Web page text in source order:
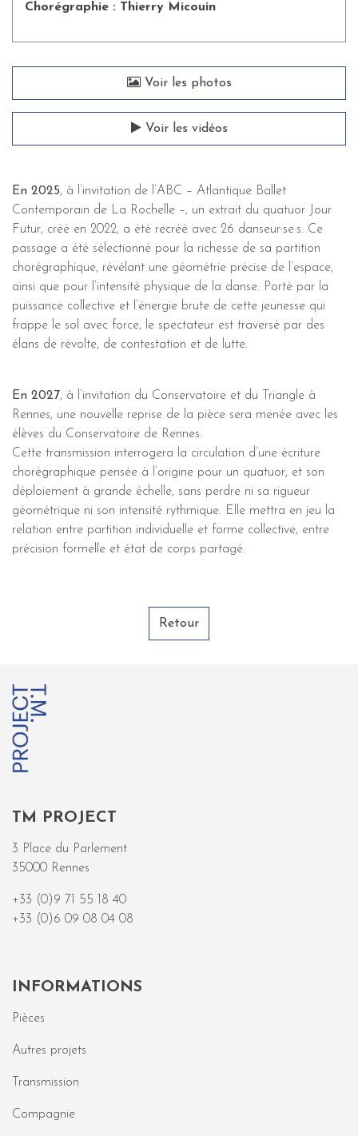
Chorégraphie : Thierry Micouin
Voir les photos
Voir les vidéos
En 2025, à l’invitation de l’ABC – Atlantique Ballet
Contemporain de La Rochelle –, un extrait du quatuor Jour
Futur, créé en 2022, a été recréé avec 26 danseur·se·s. Ce
passage a été sélectionné pour la richesse de sa partition
chorégraphique, révélant une géométrie précise de l’espace,
ainsi que pour l’intensité physique de la danse. Porté par la
puissance collective et l’énergie brute de cette jeunesse qui
frappe le sol avec force, le spectateur est traversé par des
élans de révolte, de contestation et de lutte.
En 2027, à l’invitation du Conservatoire et du Triangle à
Rennes, une nouvelle reprise de la pièce sera menée avec les
élèves du Conservatoire de Rennes.
Cette transmission interrogera la circulation d’une écriture
chorégraphique pensée à l’origine pour un quatuor, et son
déploiement à grande échelle, sans perdre ni sa rigueur
géométrique ni son intensité rythmique. Elle mettra en jeu la
relation entre partition individuelle et forme collective, entre
précision formelle et état de corps partagé.
Retour
TM PROJECT
3 Place du Parlement
35000 Rennes
+33 (0)9 71 55 18 40
+33 (0)6 09 08 04 08
INFORMATIONS
Pièces
Autres projets
Transmission
Compagnie